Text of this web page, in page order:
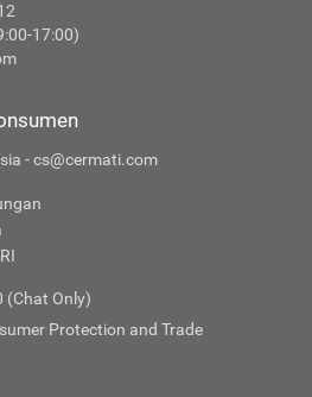
17:00)
- cs@cermati.com
(Chat Only)
Protection and Trade